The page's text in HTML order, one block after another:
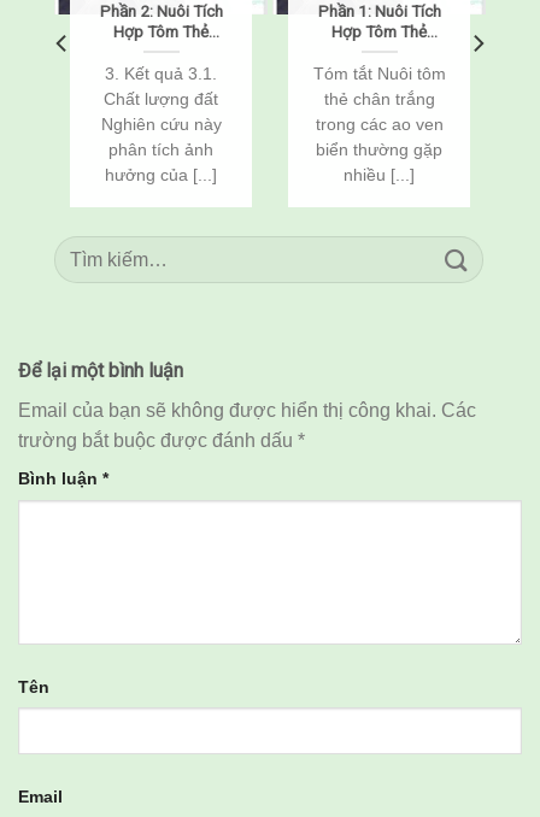
Phần 2: Nuôi Tích
Hợp Tôm Thẻ
Chân Trắng
(Penaeus
vannamei) Và Cá
Rô Phi
(Oreochromis
niloticus) Thông
Qua Cải Tạo Đất
3. Kết quả 3.1.
Chất lượng đất
Nghiên cứu này
phân tích ảnh
hưởng của [...]
Phần 1: Nuôi Tích
Hợp Tôm Thẻ
Chân Trắng
(Penaeus
vannamei) Và Cá
Rô Phi
(Oreochromis
niloticus) Thông
Qua Cải Tạo Đất
Tóm tắt Nuôi tôm
thẻ chân trắng
trong các ao ven
biển thường gặp
nhiều [...]
Để lại một bình luận
Email của bạn sẽ không được hiển thị công khai. Các
trường bắt buộc được đánh dấu *
Bình luận *
Tên
Email